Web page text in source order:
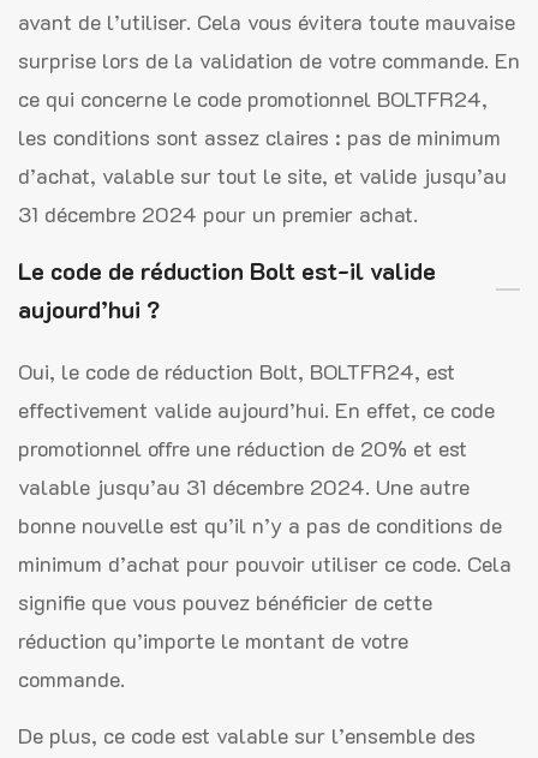
avant de l’utiliser. Cela vous évitera toute mauvaise
surprise lors de la validation de votre commande. En
ce qui concerne le code promotionnel BOLTFR24,
les conditions sont assez claires : pas de minimum
d’achat, valable sur tout le site, et valide jusqu’au
31 décembre 2024 pour un premier achat.
Le code de réduction Bolt est-il valide
aujourd’hui ?
Oui, le code de réduction Bolt, BOLTFR24, est
effectivement valide aujourd’hui. En effet, ce code
promotionnel offre une réduction de 20% et est
valable jusqu’au 31 décembre 2024. Une autre
bonne nouvelle est qu’il n’y a pas de conditions de
minimum d’achat pour pouvoir utiliser ce code. Cela
signifie que vous pouvez bénéficier de cette
réduction qu’importe le montant de votre
commande.
De plus, ce code est valable sur l’ensemble des